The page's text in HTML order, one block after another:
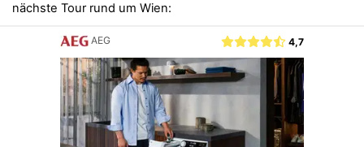
nächste Tour rund um Wien: